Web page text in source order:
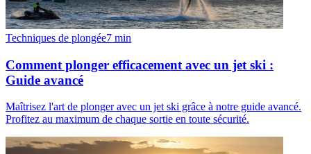
Techniques de plongée7 min
Comment plonger efficacement avec un jet ski :
Guide avancé
Maîtrisez l'art de plonger avec un jet ski grâce à notre guide avancé.
Profitez au maximum de chaque sortie en toute sécurité.